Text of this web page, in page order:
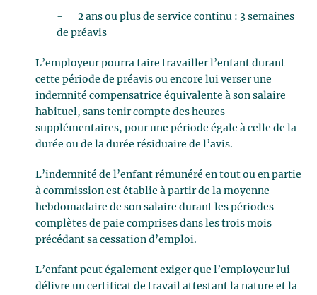
- 2 ans ou plus de service continu : 3 semaines
de préavis
L’employeur pourra faire travailler l’enfant durant
cette période de préavis ou encore lui verser une
indemnité compensatrice équivalente à son salaire
habituel, sans tenir compte des heures
supplémentaires, pour une période égale à celle de la
durée ou de la durée résiduaire de l’avis.
L’indemnité de l’enfant rémunéré en tout ou en partie
à commission est établie à partir de la moyenne
hebdomadaire de son salaire durant les périodes
complètes de paie comprises dans les trois mois
précédant sa cessation d’emploi.
L’enfant peut également exiger que l’employeur lui
délivre un certificat de travail attestant la nature et la